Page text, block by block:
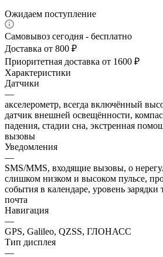
Ожидаем поступление
Самовывоз сегодня - бесплатно
Доставка от 800 ₽
Приоритетная доставка от 1600 ₽
Характеристики
Датчики
—
акселерометр, всегда включённый
датчик внешней освещённости,
падения, стадии сна, экстренная
вызовы
Уведомления
—
SMS/MMS, входящие вызовы, о
слишком низком и высоком пульсе,
события в календаре, уровень зарядки
почта
Навигация
—
GPS, Galileo, QZSS, ГЛОНАСС
Тип дисплея
—